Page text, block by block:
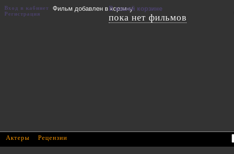
Актеры Рецензии
Фильм добавлен в корзину
Вход в кабинет
Регистрация
В вашей корзине
пока нет фильмов